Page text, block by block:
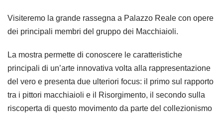
Visiteremo la grande rassegna a Palazzo Reale con opere
dei principali membri del gruppo dei Macchiaioli.
La mostra permette di conoscere le caratteristiche
principali di un’arte innovativa volta alla rappresentazione
del vero e presenta due ulteriori focus: il primo sul rapporto
tra i pittori macchiaioli e il Risorgimento, il secondo sulla
riscoperta di questo movimento da parte del collezionismo